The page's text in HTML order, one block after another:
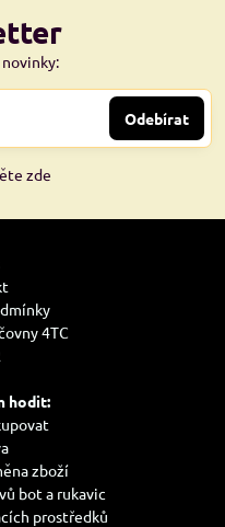
Odebírat
zde
4TC
hodit:
zboží
bot a rukavic
prostředků